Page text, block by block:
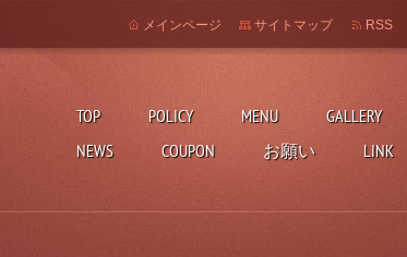
TOP POLICY MENU GALLERY
NEWS
COUPON お願い LINK
メインページ サイトマップ RSS